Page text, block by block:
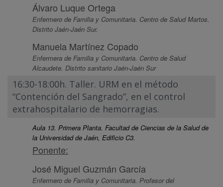
Álvaro Luque Ortega
Enfermero de Familia y Comunitaria. Centro de Salud Martos.
Distrito Jaén-Jaén Sur.
Manuela Martínez Copado
Enfermera de Familia y Comunitaria. Centro de Salud
Alcaudete. Distrito sanitario Jaén-Jaén Sur
16:30-18:00h. Taller. URM en el método
“Contención del Sangrado”, en el control
extrahospitalario de hemorragias.
Aula 13. Primera Planta. Facultad de Ciencias de la Salud de
la Universidad de Jaén, Edificio C3.
Ponente:
José Miguel Guzmán García
Enfermero de Familia y Comunitaria. Profesor del